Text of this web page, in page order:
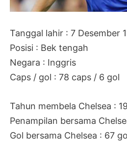
Tanggal lahir : 7 Desember
Posisi : Bek tengah
Negara : Inggris
Caps / gol : 78 caps / 6 gol
Tahun membela Chelsea :
Penampilan bersama
Gol bersama Chelsea : 67